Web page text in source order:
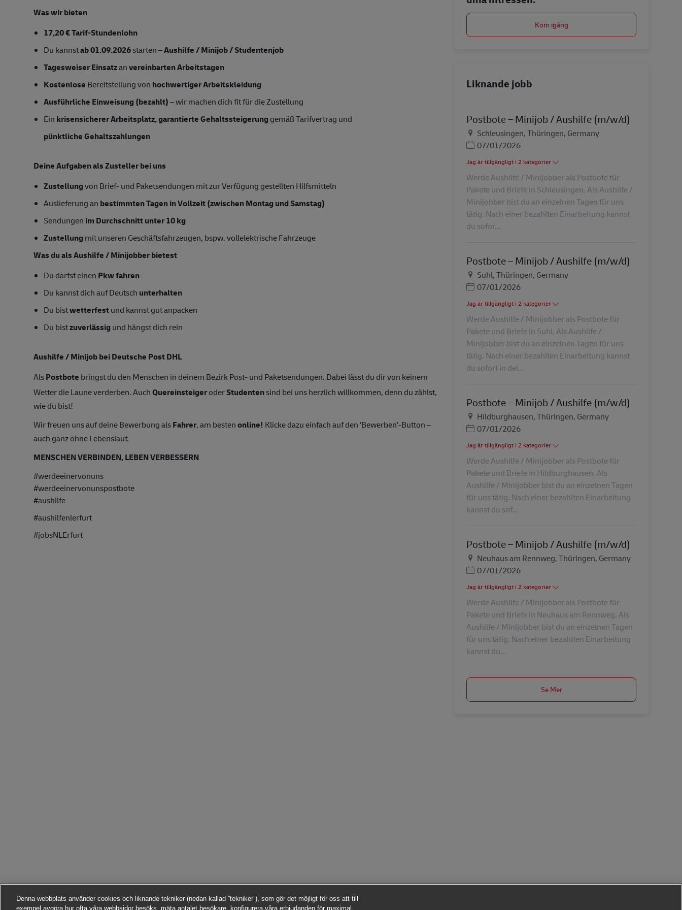
Was wir bieten
17,20 € Tarif-Stundenlohn
Du kannstab 01.09.2026starten –Aushilfe / Minijob / Studentenjob
Tagesweiser Einsatzanvereinbarten Arbeitstagen
Kostenlose Bereitstellung von hochwertiger Arbeitskleidung
Ausführliche Einweisung (bezahlt)– wir machen dich fit für die Zustellung
Ein krisensicherer Arbeitsplatz, garantierte Gehaltssteigerung gemäß Tarifvertrag und
pünktliche Gehaltszahlungen
Deine Aufgaben als Zusteller bei uns
Zustellungvon Brief- und Paketsendungen mit zur Verfügung gestellten Hilfsmitteln
Auslieferung an bestimmten Tagen in Vollzeit(zwischen Montag und Samstag)
Sendungen im Durchschnitt unter 10 kg
Zustellung mit unseren Geschäftsfahrzeugen, bspw. vollelektrische Fahrzeuge
Was du als Aushilfe / Minijobber bietest
Du darfst einen Pkw fahren
Du kannst dich auf Deutsch unterhalten
Du bistwetterfestund kannst gut anpacken
Du bistzuverlässig und hängst dich rein
Aushilfe / Minijob bei Deutsche Post DHL
AlsPostbote bringst du den Menschen in deinem Bezirk Post- und Paketsendungen. Dabei lässt du dir von keinem
Wetter die Laune verderben. AuchQuereinsteigeroderStudentensind bei uns herzlich willkommen, denn du zählst,
wie du bist!
Wir freuen uns auf deine Bewerbung alsFahrer, am bestenonline! Klicke dazu einfach auf den 'Bewerben'-Button –
auch ganz ohne Lebenslauf.
MENSCHEN VERBINDEN, LEBEN VERBESSERN
#werdeeinervonuns
#werdeeinervonunspostbote
#aushilfe
#aushilfenlerfurt
#jobsNLErfurt
Kom igång
Liknande jobb
Postbote – Minijob / Aushilfe (m/w/d)
PlatsSchleusingen, Thüringen, Germany
Posted Date
07/01/2026
Jag är tillgängligt i 2 kategorier
Werde Aushilfe / Minijobber als Postbote für
Pakete und Briefe in Schleusingen. Als Aushilfe /
Minijobber bist du an einzelnen Tagen für uns
tätig. Nach einer bezahlten Einarbeitung kannst
du sofor...
Postbote – Minijob / Aushilfe (m/w/d)
PlatsSuhl, Thüringen, Germany
Posted Date
07/01/2026
Jag är tillgängligt i 2 kategorier
Werde Aushilfe / Minijobber als Postbote für
Pakete und Briefe in Suhl. Als Aushilfe /
Minijobber bist du an einzelnen Tagen für uns
tätig. Nach einer bezahlten Einarbeitung kannst
du sofort in dei...
Postbote – Minijob / Aushilfe (m/w/d)
PlatsHildburghausen, Thüringen, Germany
Posted Date
07/01/2026
Jag är tillgängligt i 2 kategorier
Werde Aushilfe / Minijobber als Postbote für
Pakete und Briefe in Hildburghausen. Als
Aushilfe / Minijobber bist du an einzelnen Tagen
für uns tätig. Nach einer bezahlten Einarbeitung
kannst du sof...
Postbote – Minijob / Aushilfe (m/w/d)
PlatsNeuhaus am Rennweg, Thüringen, Germany
Posted Date
07/01/2026
Jag är tillgängligt i 2 kategorier
Werde Aushilfe / Minijobber als Postbote für
Pakete und Briefe in Neuhaus am Rennweg. Als
Aushilfe / Minijobber bist du an einzelnen Tagen
für uns tätig. Nach einer bezahlten Einarbeitung
kannst du...
Se Mer
Denna webbplats använder cookies och liknande tekniker (nedan kallad ”tekniker”), som gör det möjligt för oss att till
exempel avgöra hur ofta våra webbsidor besöks, mäta antalet besökare, konfigurera våra erbjudanden för maximal